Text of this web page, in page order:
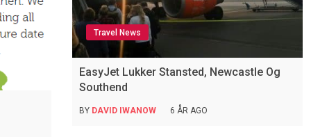
Travel News
EasyJet Lukker Stansted, Newcastle Og
Southend
BY DAVID IWANOW 6 ÅR AGO